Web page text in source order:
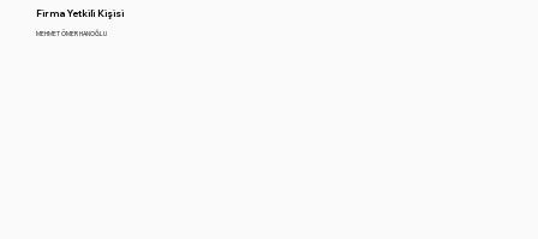
Firma Yetkili Kişisi
MEHMET ÖMER HANOĞLU